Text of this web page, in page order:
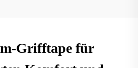
Grifftape für